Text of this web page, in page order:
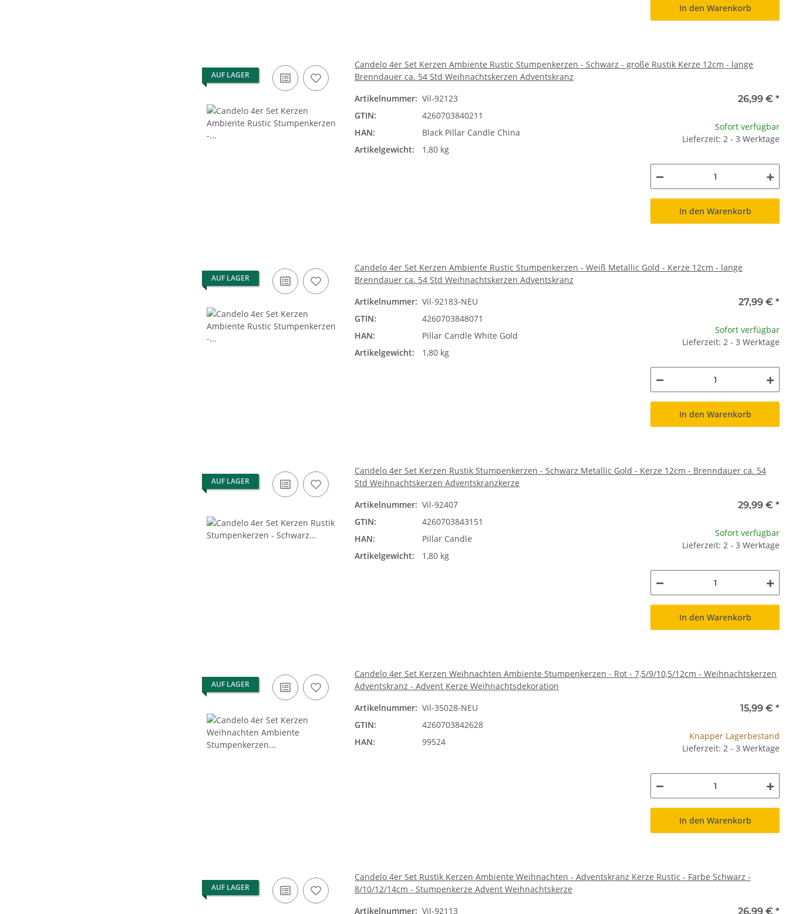
In den Warenkorb
AUF LAGER
Candelo 4er Set Kerzen Ambiente Rustic Stumpenkerzen - Schwarz - große Rustik Kerze 12cm - lange
Brenndauer ca. 54 Std Weihnachtskerzen Adventskranz
Artikelnummer: Vil-92123
GTIN:
4260703840211
HAN:
Black Pillar Candle China
Artikelgewicht:
1,80 kg
26,99 € *
Sofort verfügbar
Lieferzeit: 2 - 3 Werktage
In den Warenkorb
AUF LAGER
Candelo 4er Set Kerzen Ambiente Rustic Stumpenkerzen - Weiß Metallic Gold - Kerze 12cm - lange
Brenndauer ca. 54 Std Weihnachtskerzen Adventskranz
Artikelnummer: Vil-92183-NEU
GTIN:
4260703848071
HAN:
Pillar Candle White Gold
Artikelgewicht:
1,80 kg
27,99 € *
Sofort verfügbar
Lieferzeit: 2 - 3 Werktage
In den Warenkorb
AUF LAGER
Candelo 4er Set Kerzen Rustik Stumpenkerzen - Schwarz Metallic Gold - Kerze 12cm - Brenndauer ca. 54
Std Weihnachtskerzen Adventskranzkerze
Artikelnummer: Vil-92407
GTIN:
4260703843151
HAN:
Pillar Candle
Artikelgewicht:
1,80 kg
29,99 € *
Sofort verfügbar
Lieferzeit: 2 - 3 Werktage
In den Warenkorb
AUF LAGER
Candelo 4er Set Kerzen Weihnachten Ambiente Stumpenkerzen - Rot - 7,5/9/10,5/12cm - Weihnachtskerzen
Adventskranz - Advent Kerze Weihnachtsdekoration
Artikelnummer: Vil-35028-NEU
GTIN:
4260703842628
HAN:
99524
15,99 € *
Knapper Lagerbestand
Lieferzeit: 2 - 3 Werktage
In den Warenkorb
AUF LAGER
Candelo 4er Set Rustik Kerzen Ambiente Weihnachten - Adventskranz Kerze Rustic - Farbe Schwarz -
8/10/12/14cm - Stumpenkerze Advent Weihnachtskerze
Artikelnummer: Vil-92113 26,99 € *